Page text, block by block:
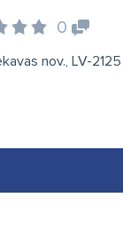
0
nov., LV-2125